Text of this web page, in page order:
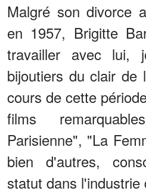
Malgré son divorce
en 1957, Brigitte
travailler avec lui,
bijoutiers du clair de
cours de cette
films
Parisienne", "La
bien d'autres,
statut dans